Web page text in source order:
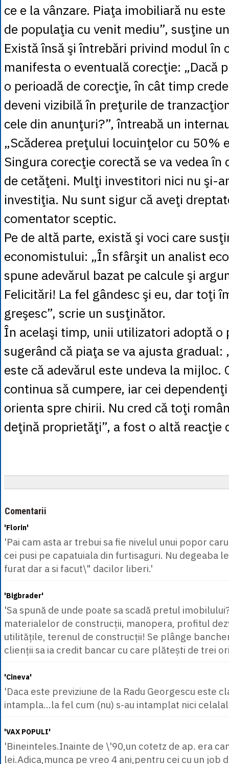
ce e la vânzare. Piaţa imobiliară nu
de populaţia cu venit mediu”, susţine
Există însă şi întrebări privind modul în
manifesta o eventuală corecţie: „Dacă
o perioadă de corecţie, în cât timp
deveni vizibilă în preţurile de
cele din anunţuri?”, întreabă un
„Scăderea preţului locuinţelor cu 50%
Singura corecţie corectă se va vedea
de cetăţeni. Mulţi investitori nici nu şi-
investiţia. Nu sunt sigur că aveţi
comentator sceptic.
Pe de altă parte, există şi voci care
economistului: „În sfârşit un analist
spune adevărul bazat pe calcule şi
Felicitări! La fel gândesc şi eu, dar toţi
greşesc”, scrie un susţinător.
În acelaşi timp, unii utilizatori adoptă o
sugerând că piaţa se va ajusta gradual:
este că adevărul este undeva la mijloc.
continua să cumpere, iar cei
orienta spre chirii. Nu cred că toţi
deţină proprietăţi”, a fost o altă reacţie
Comentarii
'Florin'
'Pai cam asta ar trebui sa fie nivelul unui popor
cei pusi pe capatuiala din furtisaguri. Nu degeaba
furat dar a si facut\" dacilor liberi.'
'Bigbrader'
'Sa spună de unde poate sa scadă pretul
materialelor de construcții, manopera, profitul
utilitățile, terenul de construcții! Se plânge
clienții sa ia credit bancar cu care plătești de trei
'Cineva'
'Daca este previziune de la Radu Georgescu este
intampla...la fel cum (nu) s-au intamplat nici
'VAX POPULI'
'Bineinteles.Inainte de \'90,un cotetz de ap. era
lei.Adica,munca pe vreo 4 ani,pentru cei cu un job